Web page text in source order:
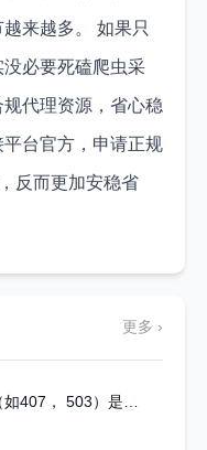
来越多。 如果只
必要死磕爬虫采
代理资源，省心稳
台官方，申请正规
反而更加安稳省
更多 ›